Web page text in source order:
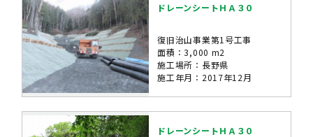
ドレーンシートＨＡ３０
復旧治山事業第1号工事
面積：3,000 m2
施工場所：長野県
施工年月：2017年12月
ドレーンシートＨＡ３０